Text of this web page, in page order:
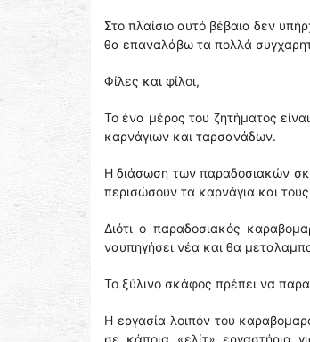
Στο πλαίσιο αυτό βέβαια δεν
θα επαναλάβω τα πολλά
Φίλες και φίλοι,
Το ένα μέρος του ζητήματος
καρνάγιων και ταρσανάδων.
Η διάσωση των παραδοσιακών
περισώσουν τα καρνάγια και
Διότι ο παραδοσιακός
ναυπηγήσει νέα και θα
Το ξύλινο σκάφος πρέπει να
Η εργασία λοιπόν του